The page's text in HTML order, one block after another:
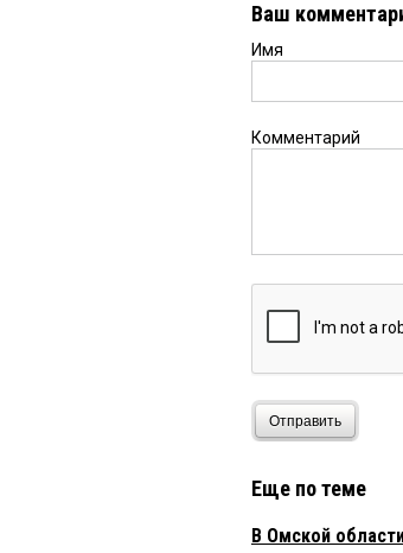
омич
Олег
про
себя
Ваш
Имя
Комментарий
Отправить
Еще по теме
В Омской